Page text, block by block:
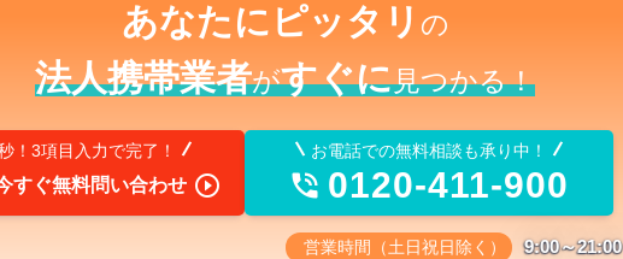
あなたにピッタリ の
法人携帯業者がすぐに見つかる！
！3項目入力で完了！
すぐ無料問い合わせ 
お電話での無料相談も承り中！
 0120-411-900
営業時間（土日祝日除く） 9:00～21:00